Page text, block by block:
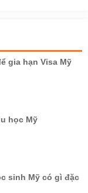
gia hạn Visa Mỹ
học Mỹ
sinh Mỹ có gì đặc